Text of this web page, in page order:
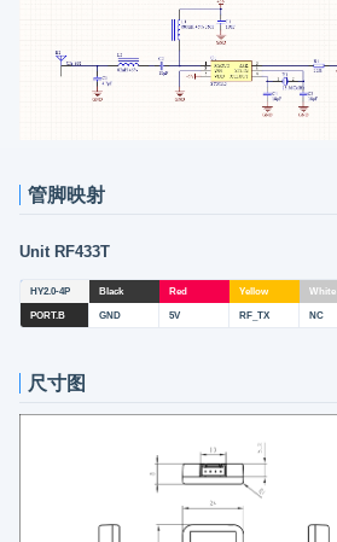
管脚映射
Unit RF433T
HY2.0-4P Black Red Yellow White
PORT.B GND 5V RF_TX NC
尺寸图